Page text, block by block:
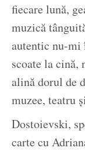
fiecare lună,
muzică
autentic nu-mi
scoate la cină,
alină dorul de
muzee, teatru
Dostoievski,
carte cu